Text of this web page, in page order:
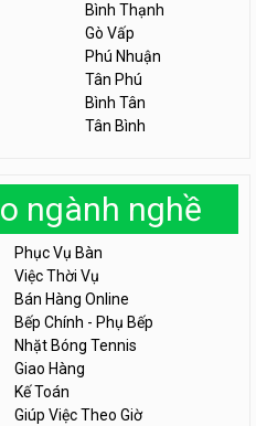
Bình Thạnh
Gò Vấp
Phú Nhuận
Tân Phú
Bình Tân
Tân Bình
ngành nghề
Phục Vụ Bàn
Việc Thời Vụ
Bán Hàng Online
Bếp Chính - Phụ Bếp
Nhặt Bóng Tennis
Giao Hàng
Kế Toán
Giúp Việc Theo Giờ